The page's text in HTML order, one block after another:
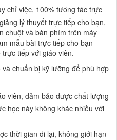
chỉ việc, 100% tương tác trực
lý thuyết trực tiếp cho bạn,
chuột và bàn phím trên máy
mẫu bài trực tiếp cho bạn
tiếp với giáo viên.
chuẩn bị kỹ lưỡng để phù hợp
viên, đảm bảo được chất lượng
học này không khác nhiều với
thời gian đi lại, không giới hạn